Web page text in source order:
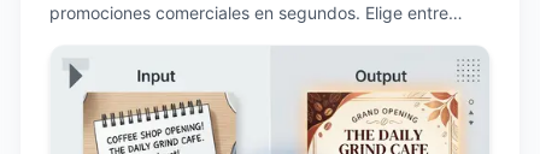
promociones comerciales en segundos. Elige entre
resultados listos para imprimir al instante